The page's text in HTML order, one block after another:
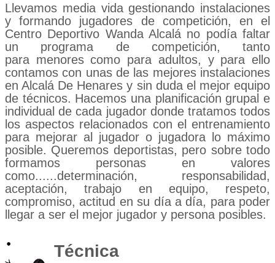
Llevamos media vida gestionando instalaciones
y formando jugadores de competición, en el
Centro Deportivo Wanda Alcalá no podía faltar
un programa de competición, tanto
para menores como para adultos, y para ello
contamos con unas de las mejores instalaciones
en Alcalá De Henares y sin duda el mejor equipo
de técnicos. Hacemos una planificación grupal e
individual de cada jugador donde tratamos todos
los aspectos relacionados con el entrenamiento
para mejorar al jugador o jugadora lo máximo
posible. Queremos deportistas, pero sobre todo
formamos personas en valores
como......determinación, responsabilidad,
aceptación, trabajo en equipo, respeto,
compromiso, actitud en su día a día, para poder
llegar a ser el mejor jugador y persona posibles.
Técnica